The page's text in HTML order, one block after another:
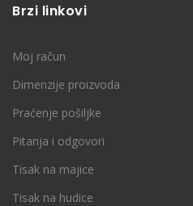
Brzi linkovi
Moj račun
Dimenzije proizvoda
Praćenje pošiljke
Pitanja i odgovori
Tisak na majice
Tisak na hudice